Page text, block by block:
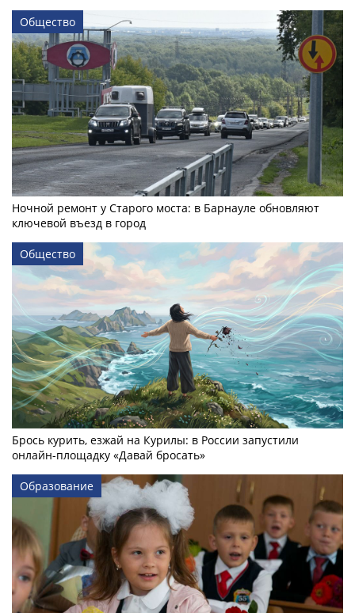
Общество
Ночной ремонт у Старого моста: в Барнауле обновляют
ключевой въезд в город
Общество
Брось курить, езжай на Курилы: в России запустили
онлайн-­площадку «Давай бросать»
Образование